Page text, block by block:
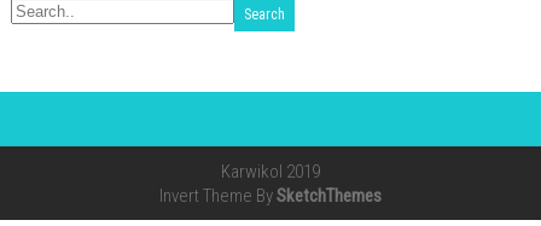
Karwikol 2019
Invert Theme BySketchThemes